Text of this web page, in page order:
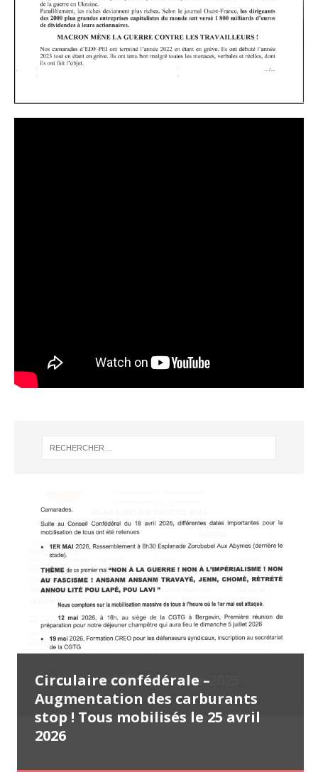
Lettre ouverte (31 juillet 2026)
Communiqué de presse CGTG – SAS
Distillerie Montébello – Ce n’est
pas une fatalité ! C’est une mise à
mort ! (29 juillet 2026)
Bilan simplifié exercice 2025
Circulaire confédérale –
Augmentation des carburants
stop ! Tous mobilisés le 25 avril
2026
Tract CGTG – Appel à la
mobilisation le samedi 25 avril
2026 (22 avril 2026)